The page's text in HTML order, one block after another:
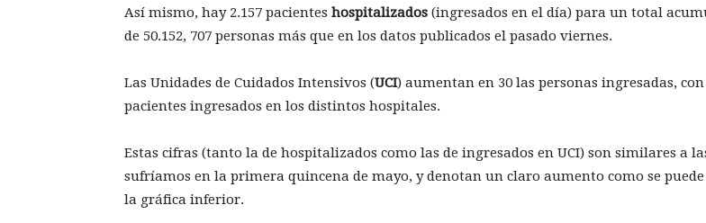
Así mismo, hay 2.157 pacientes hospitalizados (ingresados en el día) para un total
de 50.152, 707 personas más que en los datos publicados el pasado viernes.
Las Unidades de Cuidados Intensivos (UCI) aumentan en 30 las personas ingresadas, con
pacientes ingresados en los distintos hospitales.
Estas cifras (tanto la de hospitalizados como las de ingresados en UCI) son similares a
sufríamos en la primera quincena de mayo, y denotan un claro aumento como se
la gráfica inferior.